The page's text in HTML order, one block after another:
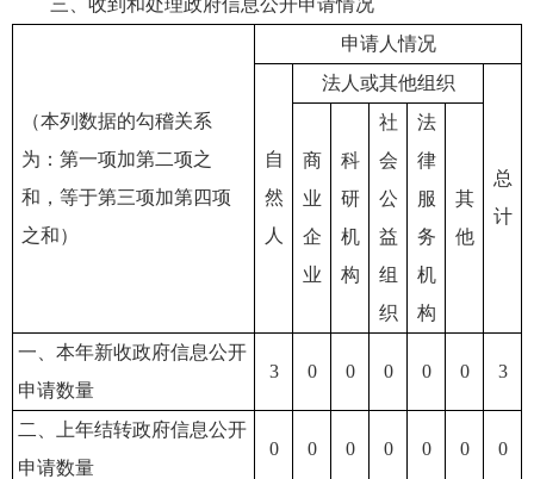
（本列数据的勾稽关系
为：第一项加第二项之
和，等于第三项加第四项
之和）
申请人情况
自
然
人
法人或其他组织
总
计
商
业
企
业
科
研
机
构
社
会
公
益
组
织
法
律
服
务
机
构
其
他
一、本年新收政府信息公开
申请数量
3 0 0 0 0 0 3
二、上年结转政府信息公开
申请数量
0 0 0 0 0 0 0